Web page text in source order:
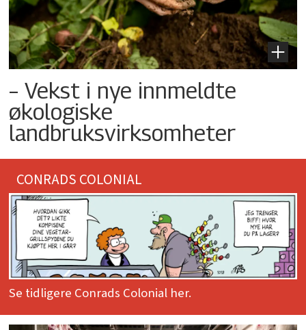
– Vekst i nye innmeldte
økologiske
landbruksvirksomheter
CONRADS COLONIAL
Se tidligere Conrads Colonial her.